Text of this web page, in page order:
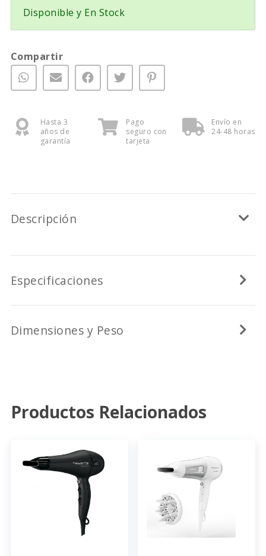
Disponible y En Stock
Compartir
Hasta 3
años de
garantía
Pago
seguro con
tarjeta
Envío en
24-48 horas
Descripción
Especificaciones
Dimensiones y Peso
Productos Relacionados